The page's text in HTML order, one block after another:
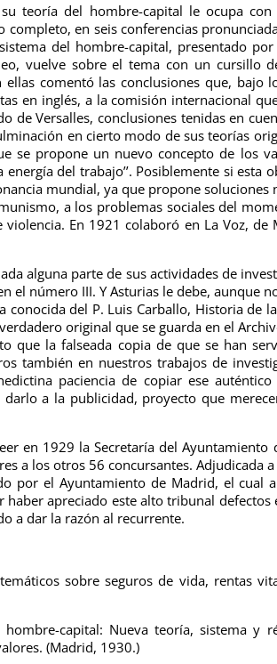
teoría del hombre-capital le ocupa
en seis conferencias
del hombre-capital, presentado
vuelve sobre el tema con un cursillo
comentó las conclusiones que, bajo
en inglés, a la comisión internacional
de Versalles, conclusiones tenidas en
en cierto modo de sus teorías
se propone un nuevo concepto de los
del trabajo’’. Posiblemente si esta
mundial, ya que propone soluciones
a los problemas sociales del
En 1921 colaboró en La Voz, de
alguna parte de sus actividades de
el número III. Y Asturias le debe, aunque
conocida del P. Luis Carballo, Historia de
original que se guarda en el
que la falseada copia de que se han
también en nuestros trabajos de
paciencia de copiar ese
a la publicidad, proyecto que
en 1929 la Secretaría del Ayuntamiento
a los otros 56 concursantes. Adjudicada
por el Ayuntamiento de Madrid, el cual
apreciado este alto tribunal
a dar la razón al recurrente.
sobre seguros de vida, rentas
capital: Nueva teoría, sistema y
(Madrid, 1930.)